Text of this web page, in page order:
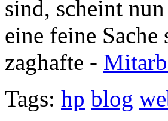
sind, scheint
eine feine
zaghafte -
Tags: hp blog